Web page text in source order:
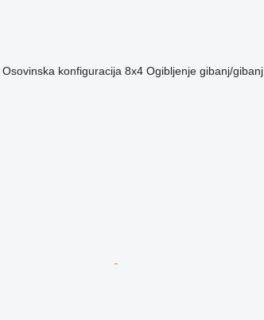
Osovinska konfiguracija 8x4 Ogibljenje gibanj/gibanj